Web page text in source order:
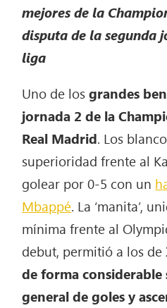
mejores de la
disputa de la segunda
liga
Uno de losgrandes
jornada 2 de la
Real Madrid. Los
superioridad frente al
golear por 0-5 con un
Mbappé. La ‘manita’,
mínima frente al
debut, permitió a los
de forma considerable
general de goles y